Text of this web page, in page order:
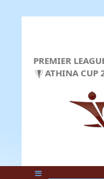
PREMIER
ATHINA CUP